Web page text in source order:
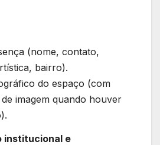
(nome, contato,
bairro).
do espaço (com
imagem quando houver
institucional e